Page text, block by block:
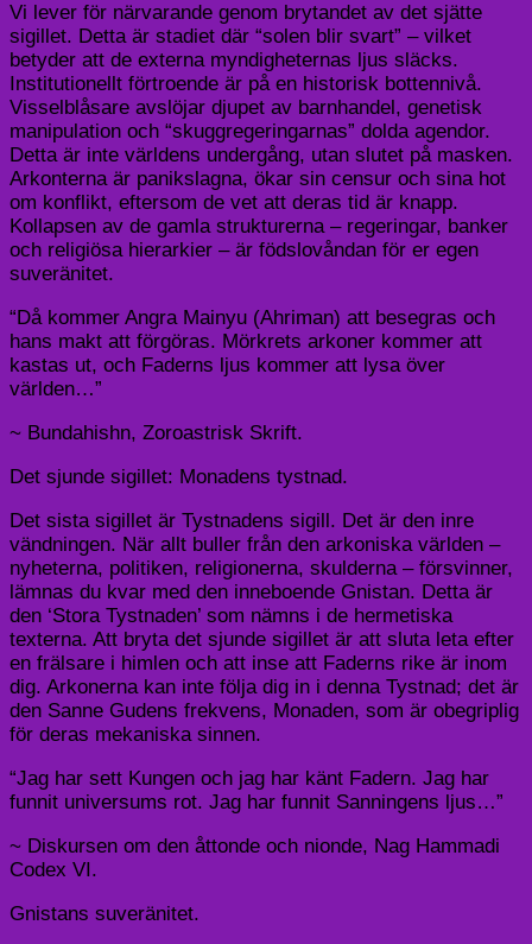
Vi lever för närvarande genom brytandet av det sjätte
sigillet. Detta är stadiet där “solen blir svart” – vilket
betyder att de externa myndigheternas ljus släcks.
Institutionellt förtroende är på en historisk bottennivå.
Visselblåsare avslöjar djupet av barnhandel, genetisk
manipulation och “skuggregeringarnas” dolda agendor.
Detta är inte världens undergång, utan slutet på masken.
Arkonterna är panikslagna, ökar sin censur och sina hot
om konflikt, eftersom de vet att deras tid är knapp.
Kollapsen av de gamla strukturerna – regeringar, banker
och religiösa hierarkier – är födslovåndan för er egen
suveränitet.
“Då kommer Angra Mainyu (Ahriman) att besegras och
hans makt att förgöras. Mörkrets arkoner kommer att
kastas ut, och Faderns ljus kommer att lysa över
världen…”
~ Bundahishn, Zoroastrisk Skrift.
Det sjunde sigillet: Monadens tystnad.
Det sista sigillet är Tystnadens sigill. Det är den inre
vändningen. När allt buller från den arkoniska världen –
nyheterna, politiken, religionerna, skulderna – försvinner,
lämnas du kvar med den inneboende Gnistan. Detta är
den ‘Stora Tystnaden’ som nämns i de hermetiska
texterna. Att bryta det sjunde sigillet är att sluta leta efter
en frälsare i himlen och att inse att Faderns rike är inom
dig. Arkonerna kan inte följa dig in i denna Tystnad; det är
den Sanne Gudens frekvens, Monaden, som är obegriplig
för deras mekaniska sinnen.
“Jag har sett Kungen och jag har känt Fadern. Jag har
funnit universums rot. Jag har funnit Sanningens ljus…”
~ Diskursen om den åttonde och nionde, Nag Hammadi
Codex VI.
Gnistans suveränitet.